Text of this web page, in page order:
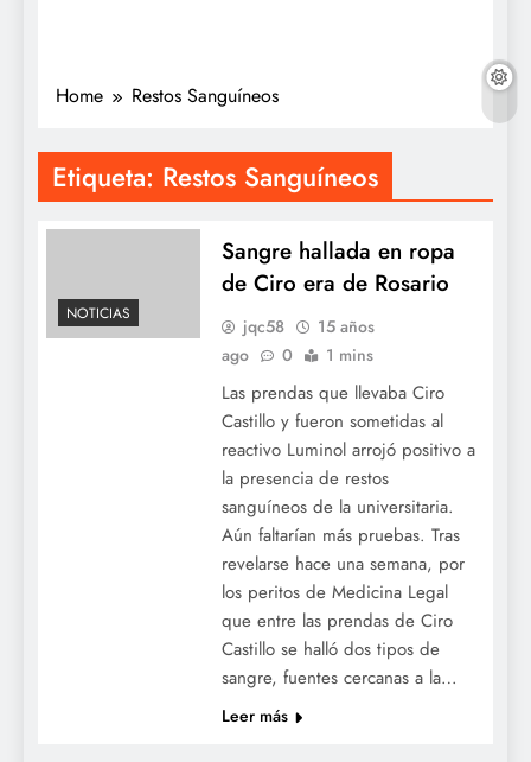
Home Restos Sanguíneos
Etiqueta: Restos Sanguíneos
NOTICIAS
Sangre hallada en ropa
de Ciro era de Rosario
jqc58
15 años
ago
0 1 mins
Las prendas que llevaba Ciro
Castillo y fueron sometidas al
reactivo Luminol arrojó positivo a
la presencia de restos
sanguíneos de la universitaria.
Aún faltarían más pruebas. Tras
revelarse hace una semana, por
los peritos de Medicina Legal
que entre las prendas de Ciro
Castillo se halló dos tipos de
sangre, fuentes cercanas a la…
Leer más